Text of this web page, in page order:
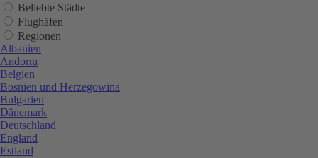
Beliebte Städte
Flughäfen
Regionen
Albanien
Andorra
Belgien
Bosnien und Herzegowina
Bulgarien
Dänemark
Deutschland
England
Estland